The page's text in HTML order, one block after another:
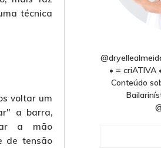
técnica
voltar um
a barra,
a mão
de tensão
• = criATIVA
Conteúdo